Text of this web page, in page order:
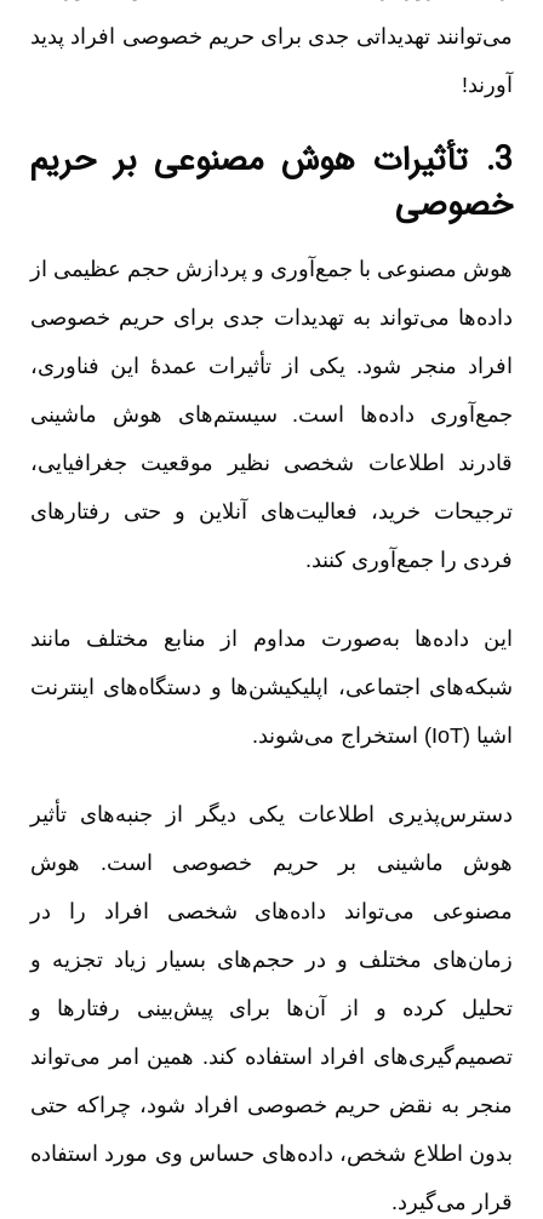
می‌توانند تهدیداتی جدی برای حریم خصوصی افراد پدید
آورند!
3. تأثیرات هوش مصنوعی بر حریم
خصوصی
هوش مصنوعی با جمع‌آوری و پردازش حجم عظیمی از
داده‌ها می‌تواند به تهدیدات جدی برای حریم خصوصی
افراد منجر شود. یکی از تأثیرات عمدۀ این فناوری،
جمع‌آوری داده‌ها است. سیستم‌های هوش ماشینی
قادرند اطلاعات شخصی نظیر موقعیت جغرافیایی،
ترجیحات خرید، فعالیت‌های آنلاین و حتی رفتارهای
فردی را جمع‌آوری کنند.
این داده‌ها به‌صورت مداوم از منابع مختلف مانند
شبکه‌های اجتماعی، اپلیکیشن‌ها و دستگاه‌های اینترنت
اشیا (IoT) استخراج می‌شوند.
دسترس‌پذیری اطلاعات یکی دیگر از جنبه‌های تأثیر
هوش ماشینی بر حریم خصوصی است. هوش
مصنوعی می‌تواند داده‌های شخصی افراد را در
زمان‌های مختلف و در حجم‌های بسیار زیاد تجزیه و
تحلیل کرده و از آن‌ها برای پیش‌بینی رفتارها و
تصمیم‌گیری‌های افراد استفاده کند. همین امر می‌تواند
منجر به نقض حریم خصوصی افراد شود، چراکه حتی
بدون اطلاع شخص، داده‌های حساس وی مورد استفاده
قرار می‌گیرد.